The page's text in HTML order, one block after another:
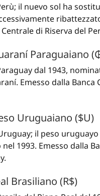
il nuevo sol ha
di Riserva del
Paraguaiano
dal 1943,
Emesso dalla Banca
Uruguaiano ($U)
il peso
1993. Emesso dalla
Brasiliano (R$)